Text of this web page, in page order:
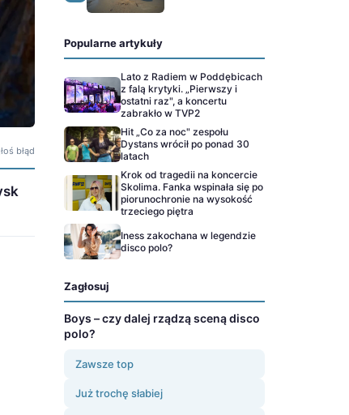
błąd
Popularne artykuły
Lato z Radiem w Poddębicach
z falą krytyki. „Pierwszy i
ostatni raz", a koncertu
zabrakło w TVP2
Hit „Co za noc" zespołu
Dystans wrócił po ponad 30
latach
Krok od tragedii na koncercie
Skolima. Fanka wspinała się po
piorunochronie na wysokość
trzeciego piętra
Iness zakochana w legendzie
disco polo?
Zagłosuj
Boys – czy dalej rządzą sceną disco
polo?
Zawsze top
Już trochę słabiej